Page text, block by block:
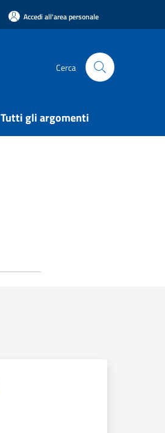
Accedi all'area personale
Cerca
Tutti gli argomenti